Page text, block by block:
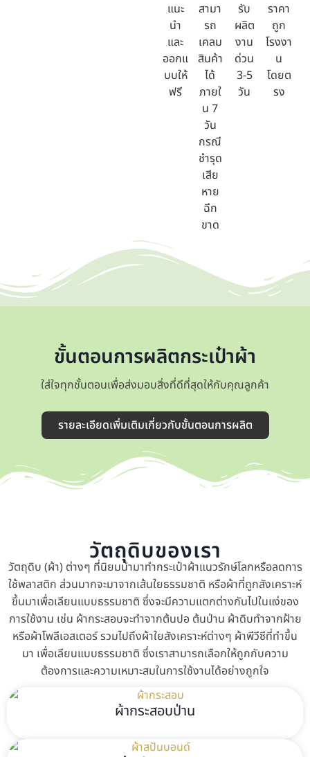
แนะ
นำ
และ
ออกแ
บบให้
ฟรี
สามา
รถ
เคลม
สินค้า
ได้
ภายใ
น 7
วัน
กรณี
ชำรุด
เสีย
หาย
ฉีก
ขาด
รับ
ผลิต
งาน
ด่วน
3-5
วัน
ราคา
ถูก
โรงงา
น
โดยต
รง
ขั้นตอนการผลิตกระเป๋าผ้า
ใส่ใจทุกชั้นตอนเพื่อส่งมอบสิ่งที่ดีที่สุดให้กับคุณลูกค้า
รายละเอียดเพิ่มเติมเกี่ยวกับขั้นตอนการผลิต
วัตถุดิบของเรา
วัตถุดิบ (ผ้า) ต่างๆ ที่นิยมนำมาทำกระเป๋าผ้าแนวรักษ์โลกหรือลดการ
ใช้พลาสติก ส่วนมากจะมาจากเส้นใยธรรมชาติ หรือผ้าที่ถูกสังเคราะห์
ขึ้นมาเพื่อเลียนแบบธรรมชาติ ซึ่งจะมีความแตกต่างกันไปในแง่ของ
การใช้งาน เช่น ผ้ากระสอบจะทำจากต้นปอ ต้นป่าน ผ้าดิบทำจากฝ้าย
หรือผ้าโพลีเอสเตอร์ รวมไปถึงผ้าใยสังเคราะห์ต่างๆ ผ้าพีวีซีที่ทำขึ้น
มา เพื่อเลียนแบบธรรมชาติ ซึ่งเราสามารถเลือกให้ถูกกับความ
ต้องการและความเหมาะสมในการใช้งานได้อย่างถูกใจ
ผ้ากระสอบป่าน